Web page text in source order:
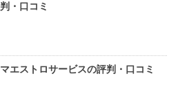
判・口コミ
マエストロサービスの評判・口コミ